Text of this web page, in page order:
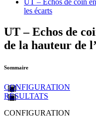
UT – Echos de coin
les écarts
UT – Echos de
de la hauteur de
Sommaire
CONFIGURATION
RÉSULTATS
CONFIGURATION